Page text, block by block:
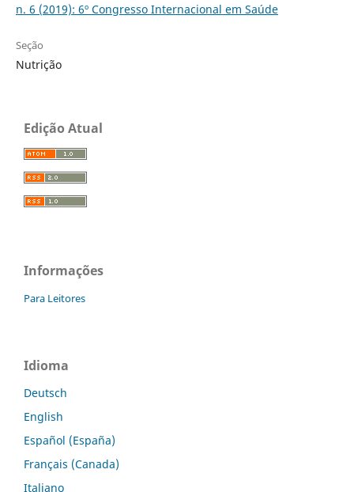
n. 6 (2019): 6º Congresso Internacional em Saúde
Seção
Nutrição
Edição Atual
Informações
Para Leitores
Idioma
Deutsch
English
Español (España)
Français (Canada)
Italiano